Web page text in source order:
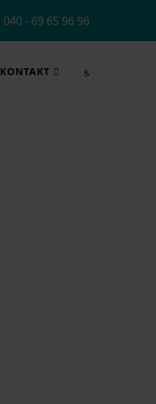
040 - 69 65 96 96
KONTAKT